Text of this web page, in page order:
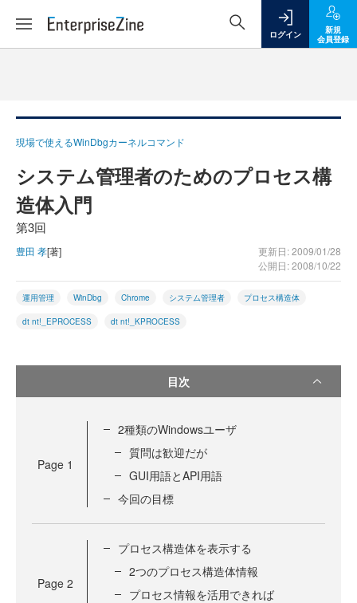
ログイン
新規
会員登録
現場で使えるWinDbgカーネルコマンド
システム管理者のためのプロセス構
造体入門
第3回
豊田 孝[著]
更新日: 2009/01/28
公開日: 2008/10/22
運用管理 WinDbg Chrome システム管理者 プロセス構造体
dt nt!_EPROCESS dt nt!_KPROCESS
目次
Page 1
2種類のWindowsユーザ
質問は歓迎だが
GUI用語とAPI用語
今回の目標
Page 2
プロセス構造体を表示する
2つのプロセス構造体情報
プロセス情報を活用できれば